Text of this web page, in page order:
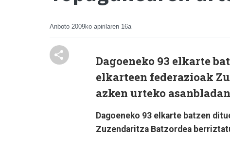
Anboto 2009ko apirilaren 16a
Dagoeneko 93 elkarte
elkarteen federazioak
azken urteko
Dagoeneko 93 elkarte batzen
Zuzendaritza Batzordea